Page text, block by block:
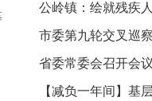
公岭镇：绘就残疾